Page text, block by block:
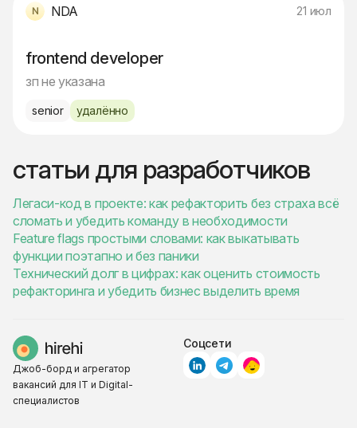
NDA 21 июл
frontend developer
зп не указана
senior удалённо
статьи для разработчиков
Легаси-код в проекте: как рефакторить без страха всё
сломать и убедить команду в необходимости
Feature flags простыми словами: как выкатывать
функции поэтапно и без паники
Технический долг в цифрах: как оценить стоимость
рефакторинга и убедить бизнес выделить время
Джоб-борд и агрегатор
вакансий для IT и Digital-
специалистов
Соцсети